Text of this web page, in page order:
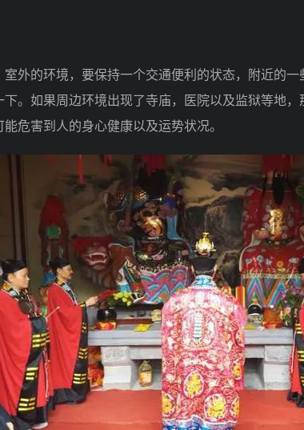
的环境，要保持一个交通便利的状态，附近的一
。如果周边环境出现了寺庙，医院以及监狱等地
危害到人的身心健康以及运势状况。